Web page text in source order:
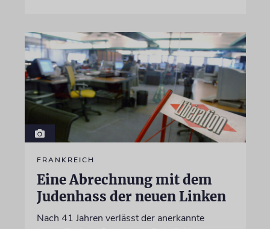
FRANKREICH
Eine Abrechnung mit dem
Judenhass der neuen Linken
Nach 41 Jahren verlässt der anerkannte